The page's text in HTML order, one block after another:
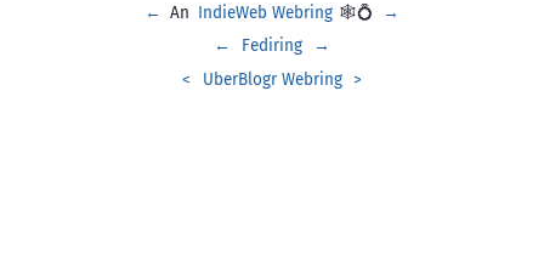
← An IndieWeb Webring 🕸💍
→
←
Fediring
→
<
UberBlogr Webring >